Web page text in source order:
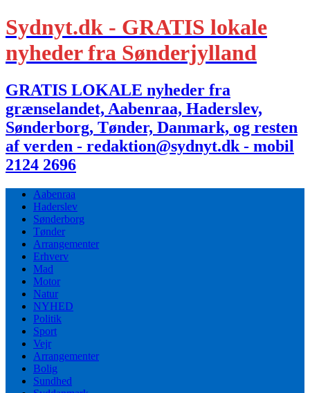
Sydnyt.dk - GRATIS lokale
nyheder fra Sønderjylland
GRATIS LOKALE nyheder fra
grænselandet, Aabenraa, Haderslev,
Sønderborg, Tønder, Danmark, og resten
af verden - redaktion@sydnyt.dk - mobil
2124 2696
Aabenraa
Haderslev
Sønderborg
Tønder
Arrangementer
Erhverv
Mad
Motor
Natur
NYHED
Politik
Sport
Vejr
Arrangementer
Bolig
Sundhed